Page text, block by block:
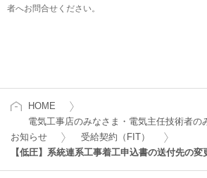
者へお問合せください。
HOME
電気工事店のみなさま・電気主任技術者の
お知らせ
受給契約（FIT）
【低圧】系統連系工事着工申込書の送付先の変